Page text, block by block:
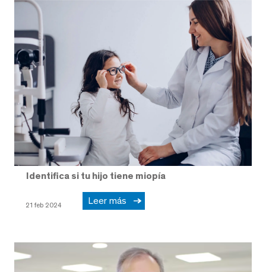
Identifica si tu hijo tiene miopía
21 feb 2024 Leer más